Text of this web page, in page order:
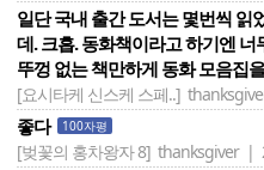
일단 국내 출간 도서는 몇번씩 읽
데. 크흡. 동화책이라고 하기엔
뚜껑 없는 책만하게 동화 모음집
[요시타케 신스케 스페..]
좋다 100자평
[벚꽃의 홍차왕자 8] thanksgiver |